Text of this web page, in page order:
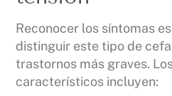
Reconocer los síntomas
distinguir este tipo de
trastornos más graves.
característicos incluyen: